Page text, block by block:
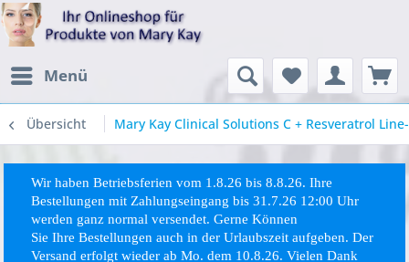
Menü
Übersicht Mary Kay Clinical Solutions C + Resveratrol
Wir haben Betriebsferien vom 1.8.26 bis 8.8.26. Ihre
Bestellungen mit Zahlungseingang bis 31.7.26 12:00 Uhr
werden ganz normal versendet. Gerne Können
SieIhreBestellungen auch in der Urlaubszeit aufgeben. Der
Versand erfolgt wieder ab Mo. dem 10.8.26. Vielen Dank